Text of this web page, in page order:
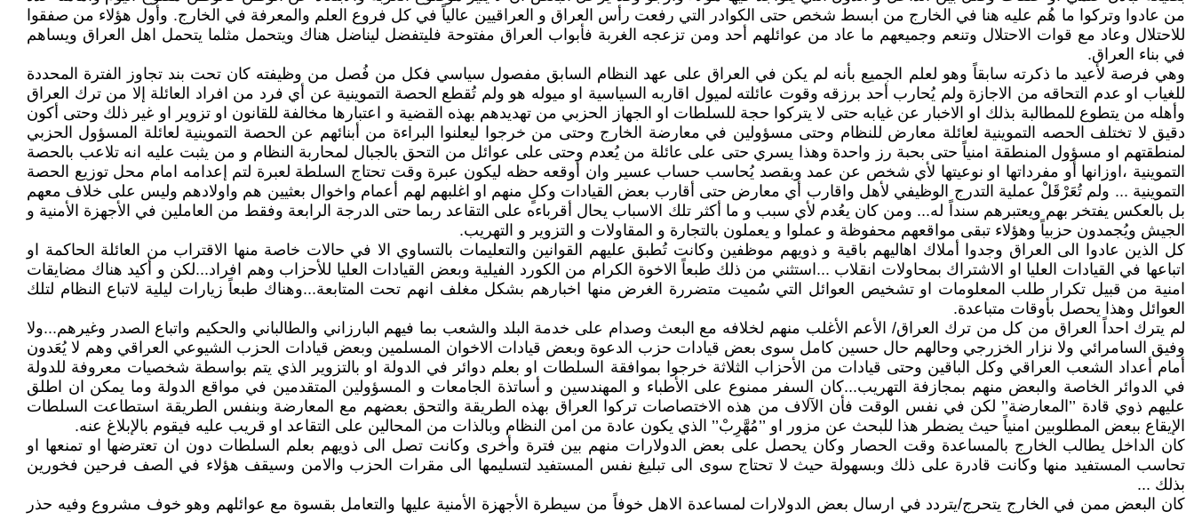
من عادوا وتركوا ما هُم عليه هنا في الخارج من ابسط شخص حتى الكوادر التي رفعت رأس العراق و العراقيين عالياً في كل فروع العلم والمعرفة في الخارج. وأول هؤلاء من صفقوا
للاحتلال وعاد مع قوات الاحتلال وتنعم وجميعهم ما عاد من عوائلهم أحد ومن تزعجه الغربة فأبواب العراق مفتوحة فليتفضل ليناضل هناك ويتحمل مثلما يتحمل اهل العراق ويساهم
في بناء العراق.
وهي فرصة لأعيد ما ذكرته سابقاً وهو لعلم الجميع بأنه لم يكن في العراق على عهد النظام السابق مفصول سياسي فكل من فُصل من وظيفته كان تحت بند تجاوز الفترة المحددة
للغياب او عدم التحاقه من الاجازة ولم يُحارب أحد برزقه وقوت عائلته لميول اقاربه السياسية او ميوله هو ولم تُقطع الحصة التموينية عن أي فرد من افراد العائلة إلا من ترك العراق
وأهله من يتطوع للمطالبة بذلك او الاخبار عن غيابه حتى لا يتركوا حجة للسلطات او الجهاز الحزبي من تهديدهم بهذه القضية و اعتبارها مخالفة للقانون او تزوير او غير ذلك وحتى أكون
دقيق لا تختلف الحصه التموينية لعائلة معارض للنظام وحتى مسؤولين في معارضة الخارج وحتى من خرجوا ليعلنوا البراءة من أبنائهم عن الحصة التموينية لعائلة المسؤول الحزبي
لمنطقتهم او مسؤول المنطقة امنياً حتى بحبة رز واحدة وهذا يسري حتى على عائلة من يُعدم وحتى على عوائل من التحق بالجبال لمحاربة النظام و من يثبت عليه انه تلاعب بالحصة
التموينية ،اوزانها أو مفرداتها او نوعيتها لأي شخص عن عمد وبقصد يُحاسب حساب عسير وان أوقعه حظه ليكون عبرة وقت تحتاج السلطة لعبرة لتم إعدامه امام محل توزيع الحصة
التموينية ... ولم تُعَرْقَلْ عملية التدرج الوظيفي لأهل واقارب أي معارض حتى أقارب بعض القيادات وكلٍ منهم او اغلبهم لهم أعمام واخوال بعثيين هم واولادهم وليس على خلاف معهم
بل بالعكس يفتخر بهم ويعتبرهم سنداً له... ومن كان يعُدم لأي سبب و ما أكثر تلك الاسباب يحال أقرباءه على التقاعد ربما حتى الدرجة الرابعة وفقط من العاملين في الأجهزة الأمنية و
الجيش ويُجمدون حزبياً وهؤلاء تبقى مواقعهم محفوظة و عملوا و يعملون بالتجارة و المقاولات و التزوير و التهريب.
كل الذين عادوا الى العراق وجدوا أملاك اهاليهم باقية و ذويهم موظفين وكانت تُطبق عليهم القوانين والتعليمات بالتساوي الا في حالات خاصة منها الاقتراب من العائلة الحاكمة او
اتباعها في القيادات العليا او الاشتراك بمحاولات انقلاب ...استثني من ذلك طبعاً الاخوة الكرام من الكورد الفيلية وبعض القيادات العليا للأحزاب وهم افراد...لكن و أكيد هناك مضايقات
امنية من قبيل تكرار طلب المعلومات او تشخيص العوائل التي سُميت متضررة الغرض منها اخبارهم بشكل مغلف انهم تحت المتابعة...وهناك طبعاً زيارات ليلية لاتباع النظام لتلك
العوائل وهذا يحصل بأوقات متباعدة.
لم يترك احداً العراق من كل من ترك العراق/ الأعم الأغلب منهم لخلافه مع البعث وصدام على خدمة البلد والشعب بما فيهم البارزاني والطالباني والحكيم واتباع الصدر وغيرهم...ولا
وفيق السامرائي ولا نزار الخزرجي وحالهم حال حسين كامل سوى بعض قيادات حزب الدعوة وبعض قيادات الاخوان المسلمين وبعض قيادات الحزب الشيوعي العراقي وهم لا يُعَدون
أمام أعداد الشعب العراقي وكل الباقين وحتى قيادات من الأحزاب الثلاثة خرجوا بموافقة السلطات او بعلم دوائر في الدولة او بالتزوير الذي يتم بواسطة شخصيات معروفة للدولة
في الدوائر الخاصة والبعض منهم بمجازفة التهريب...كان السفر ممنوع على الأطباء و المهندسين و أساتذة الجامعات و المسؤولين المتقدمين في مواقع الدولة وما يمكن ان اطلق
عليهم ذوي قادة ’’المعارضة’’ لكن في نفس الوقت فأن الآلاف من هذه الاختصاصات تركوا العراق بهذه الطريقة والتحق بعضهم مع المعارضة وبنفس الطريقة استطاعت السلطات
الإيقاع ببعض المطلوبين امنياً حيث يضطر هذا للبحث عن مزور او ’’مُهَّرِبْ’’ الذي يكون عادة من امن النظام وبالذات من المحالين على التقاعد او قريب عليه فيقوم بالإبلاغ عنه.
كان الداخل يطالب الخارج بالمساعدة وقت الحصار وكان يحصل على بعض الدولارات منهم بين فترة وأخرى وكانت تصل الى ذويهم بعلم السلطات دون ان تعترضها او تمنعها او
تحاسب المستفيد منها وكانت قادرة على ذلك وبسهولة حيث لا تحتاج سوى الى تبليغ نفس المستفيد لتسليمها الى مقرات الحزب والامن وسيقف هؤلاء في الصف فرحين فخورين
بذلك ...
كان البعض ممن في الخارج يتحرج/يتردد في ارسال بعض الدولارات لمساعدة الاهل خوفاً من سيطرة الأجهزة الأمنية عليها والتعامل بقسوة مع عوائلهم وهو خوف مشروع وفيه حذر